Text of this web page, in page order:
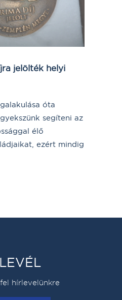
jelölték helyi
óta
segíteni az
élő
ezért mindig
hírlevelünkre